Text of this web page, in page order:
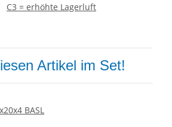
C3 = erhöhte Lagerluft
Artikel im Set!